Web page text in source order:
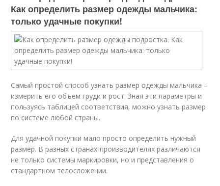
Как определить размер одежды мальчика:
только удачные покупки!
Самый простой способ узнать размер одежды мальчика –
измерить его объем груди и рост. Зная эти параметры и
пользуясь таблицей соответствия, можно узнать размер
по системе любой страны.
Для удачной покупки мало просто определить нужный
размер. В разных странах-производителях различаются
не только системы маркировки, но и представления о
стандартном телосложении.